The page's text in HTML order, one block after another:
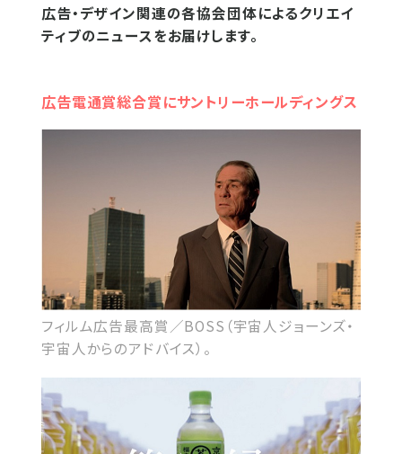
広告・デザイン関連の各協会団体によるクリエイ
ティブのニュースをお届けします。
広告電通賞総合賞にサントリーホールディングス
フィルム広告最高賞／BOSS（宇宙人ジョーンズ・
宇宙人からのアドバイス）。